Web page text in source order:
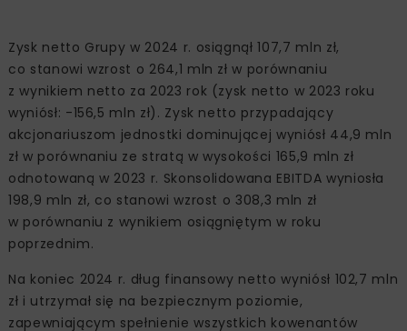
Zysk netto Grupy w 2024 r. osiągnął 107,7 mln zł,
co stanowi wzrost o 264,1 mln zł w porównaniu
z wynikiem netto za 2023 rok (zysk netto w 2023 roku
wyniósł: -156,5 mln zł). Zysk netto przypadający
akcjonariuszom jednostki dominującej wyniósł 44,9 mln
zł w porównaniu ze stratą w wysokości 165,9 mln zł
odnotowaną w 2023 r. Skonsolidowana EBITDA wyniosła
198,9 mln zł, co stanowi wzrost o 308,3 mln zł
w porównaniu z wynikiem osiągniętym w roku
poprzednim.
Na koniec 2024 r. dług finansowy netto wyniósł 102,7 mln
zł i utrzymał się na bezpiecznym poziomie,
zapewniającym spełnienie wszystkich kowenantów